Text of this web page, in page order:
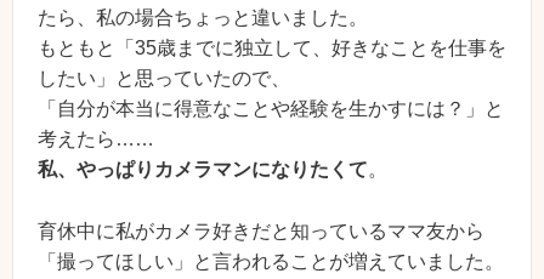
たら、私の場合ちょっと違いました。
もともと「35歳までに独立して、好きなことを仕事を
したい」と思っていたので、
「自分が本当に得意なことや経験を生かすには？」と
考えたら……
私、やっぱりカメラマンになりたくて。
育休中に私がカメラ好きだと知っているママ友から
「撮ってほしい」と言われることが増えていました。